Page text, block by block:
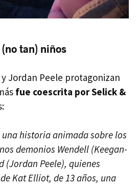
tan) niños
Jordan Peele protagonizan
fue coescrita por Selick &
una historia animada sobre los
demonios Wendell (Keegan-
(Jordan Peele), quienes
Kat Elliot, de 13 años, una